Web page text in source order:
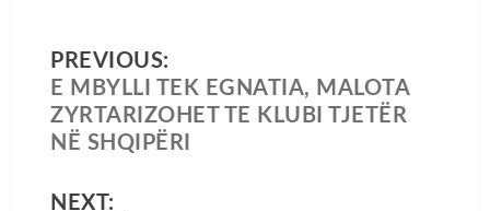
PREVIOUS:
E MBYLLI TEK EGNATIA, MALOTA
ZYRTARIZOHET TE KLUBI TJETËR
NË SHQIPËRI
NEXT: